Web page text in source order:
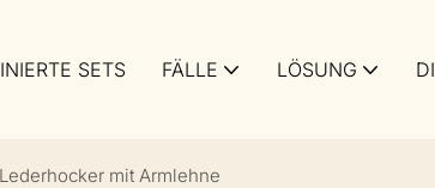
SETS FÄLLE LÖSUNG
mit Armlehne